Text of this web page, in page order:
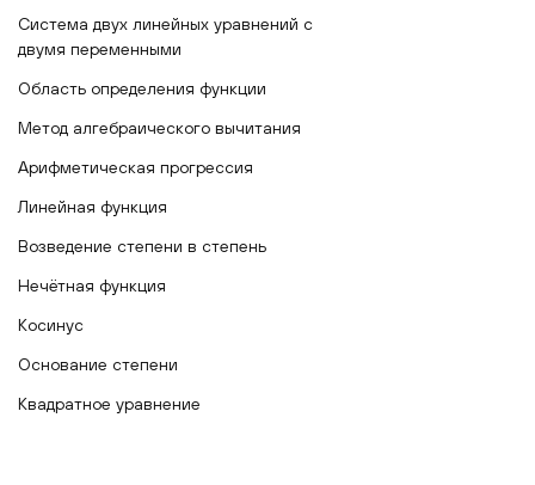
Система двух линейных уравнений с
двумя переменными
Область определения функции
Метод алгебраического вычитания
Арифметическая прогрессия
Линейная функция
Возведение степени в степень
Нечётная функция
Косинус
Основание степени
Квадратное уравнение